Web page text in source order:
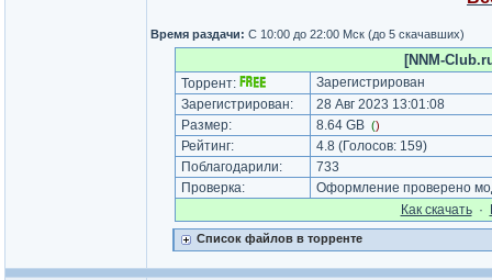
Время раздачи: С 10:00 до 22:00 Мск (до 5 скачавших)
[NNM-
Торрент:
Зарегистрирован
Зарегистрирован:
28 Авг 2023 13:01:08
Размер:
8.64 GB ()
Рейтинг: 4.8 (Голосов: 159)
Поблагодарили:
733
Проверка:
Оформление проверено
Как cкачать·
Список файлов в торренте